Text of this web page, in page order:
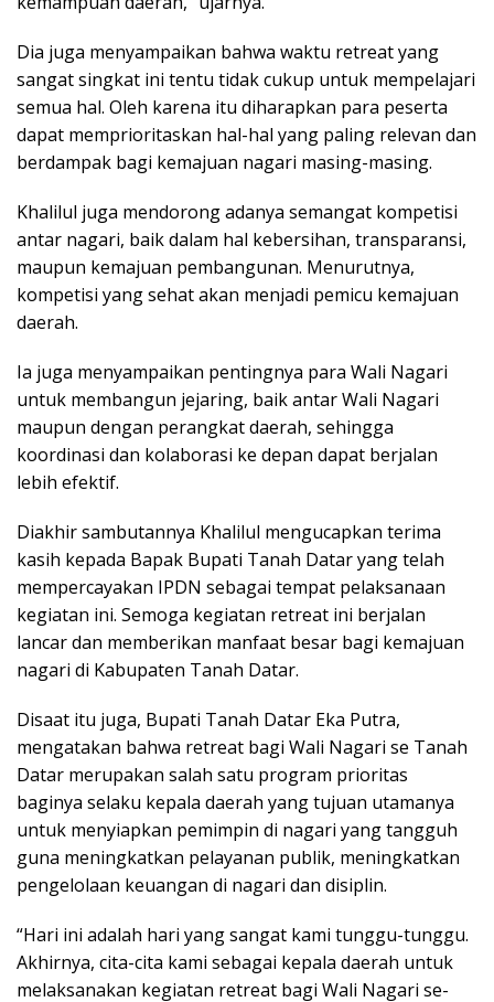
Dia juga menyampaikan bahwa waktu retreat yang
sangat singkat ini tentu tidak cukup untuk mempelajari
semua hal. Oleh karena itu diharapkan para peserta
dapat memprioritaskan hal-hal yang paling relevan dan
berdampak bagi kemajuan nagari masing-masing.
Khalilul juga mendorong adanya semangat kompetisi
antar nagari, baik dalam hal kebersihan, transparansi,
maupun kemajuan pembangunan. Menurutnya,
kompetisi yang sehat akan menjadi pemicu kemajuan
daerah.
Ia juga menyampaikan pentingnya para Wali Nagari
untuk membangun jejaring, baik antar Wali Nagari
maupun dengan perangkat daerah, sehingga
koordinasi dan kolaborasi ke depan dapat berjalan
lebih efektif.
Diakhir sambutannya Khalilul mengucapkan terima
kasih kepada Bapak Bupati Tanah Datar yang telah
mempercayakan IPDN sebagai tempat pelaksanaan
kegiatan ini. Semoga kegiatan retreat ini berjalan
lancar dan memberikan manfaat besar bagi kemajuan
nagari di Kabupaten Tanah Datar.
Disaat itu juga, Bupati Tanah Datar Eka Putra,
mengatakan bahwa retreat bagi Wali Nagari se Tanah
Datar merupakan salah satu program prioritas
baginya selaku kepala daerah yang tujuan utamanya
untuk menyiapkan pemimpin di nagari yang tangguh
guna meningkatkan pelayanan publik, meningkatkan
pengelolaan keuangan di nagari dan disiplin.
“Hari ini adalah hari yang sangat kami tunggu-tunggu.
Akhirnya, cita-cita kami sebagai kepala daerah untuk
melaksanakan kegiatan retreat bagi Wali Nagari se-